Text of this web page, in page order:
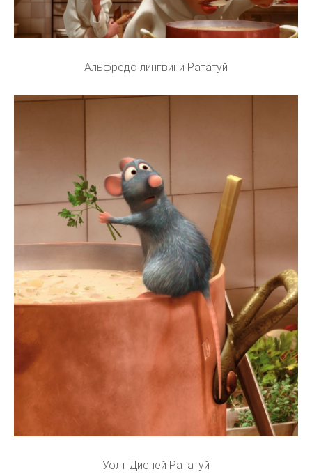
Альфредо лингвини Рататуй
Уолт Дисней Рататуй